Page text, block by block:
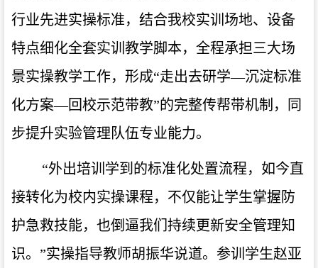
行业先进实操标准，结合我校实训场地、设备
特点细化全套实训教学脚本，全程承担三大场
景实操教学工作，形成“走出去研学—沉淀标准
化方案—回校示范带教”的完整传帮带机制，同
步提升实验管理队伍专业能力。
“外出培训学到的标准化处置流程，如今直
接转化为校内实操课程，不仅能让学生掌握防
护急救技能，也倒逼我们持续更新安全管理知
识。”实操指导教师胡振华说道。参训学生赵亚